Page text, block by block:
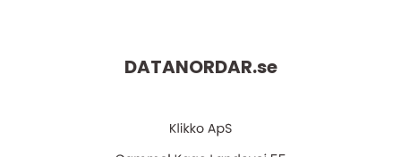
DATANORDAR.se